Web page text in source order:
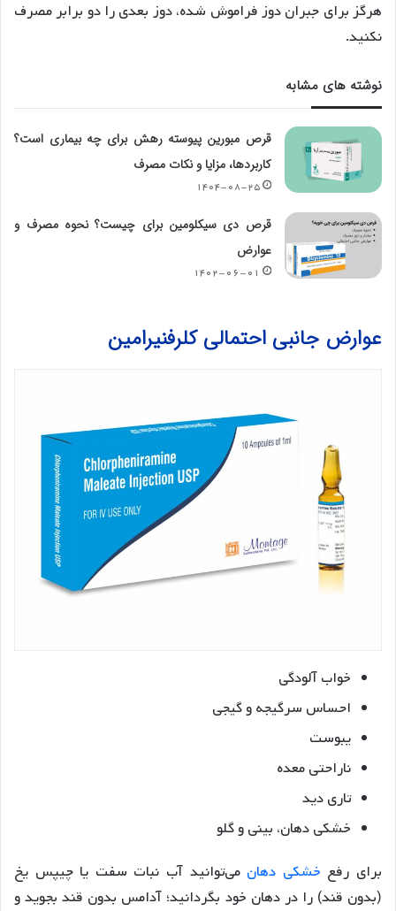
هرگز برای جبران دوز فراموش شده، دوز بعدی را دو برابر مصرف
نکنید.
نوشته های مشابه
قرص مبورین پیوسته رهش برای چه بیماری است؟
کاربردها، مزایا و نکات مصرف
۱۴۰۴-۰۸-۲۵
قرص دی سیکلومین برای چیست؟ نحوه مصرف و
عوارض
۱۴۰۲-۰۶-۰۱
عوارض جانبی احتمالی کلرفنیرامین
خواب آلودگی
احساس سرگیجه و گیجی
یبوست
ناراحتی معده
تاری دید
خشکی دهان، بینی و گلو
برای رفع خشکی دهان می‌توانید آب نبات سفت یا چیپس یخ
(بدون قند) را در دهان خود بگردانید؛ آدامس بدون قند بجوید و